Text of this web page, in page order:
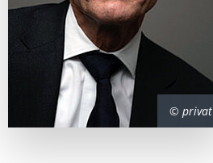
© privat